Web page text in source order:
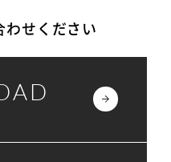
せください